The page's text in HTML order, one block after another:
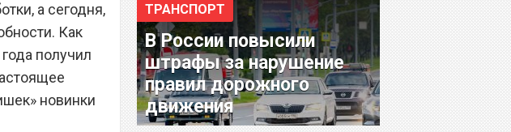
а сегодня,
Как
получил
новинки
ТРАНСПОРТ
В России повысили
штрафы за нарушение
правил дорожного
движения